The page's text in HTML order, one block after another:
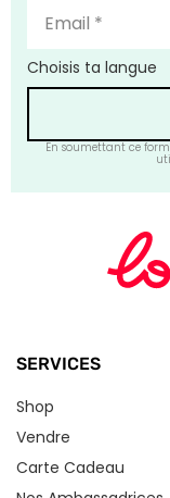
Choisis ta langue
En soumettant ce
SERVICES
Shop
Vendre
Carte Cadeau